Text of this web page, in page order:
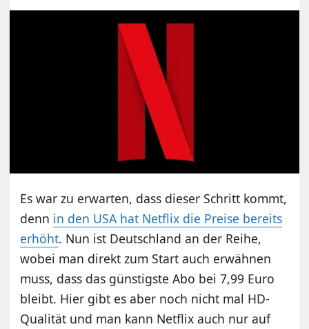
Es war zu erwarten, dass dieser Schritt kommt,
denn in den USA hat Netflix die Preise bereits
erhöht. Nun ist Deutschland an der Reihe,
wobei man direkt zum Start auch erwähnen
muss, dass das günstigste Abo bei 7,99 Euro
bleibt. Hier gibt es aber noch nicht mal HD-
Qualität und man kann Netflix auch nur auf